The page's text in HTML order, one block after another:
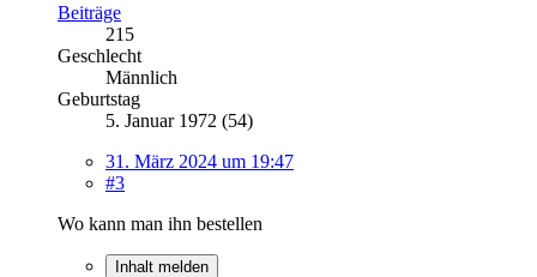
Beiträge
215
Geschlecht
Männlich
Geburtstag
5. Januar 1972 (54)
31. März 2024 um 19:47
#3
Wo kann man ihn bestellen
Inhalt melden